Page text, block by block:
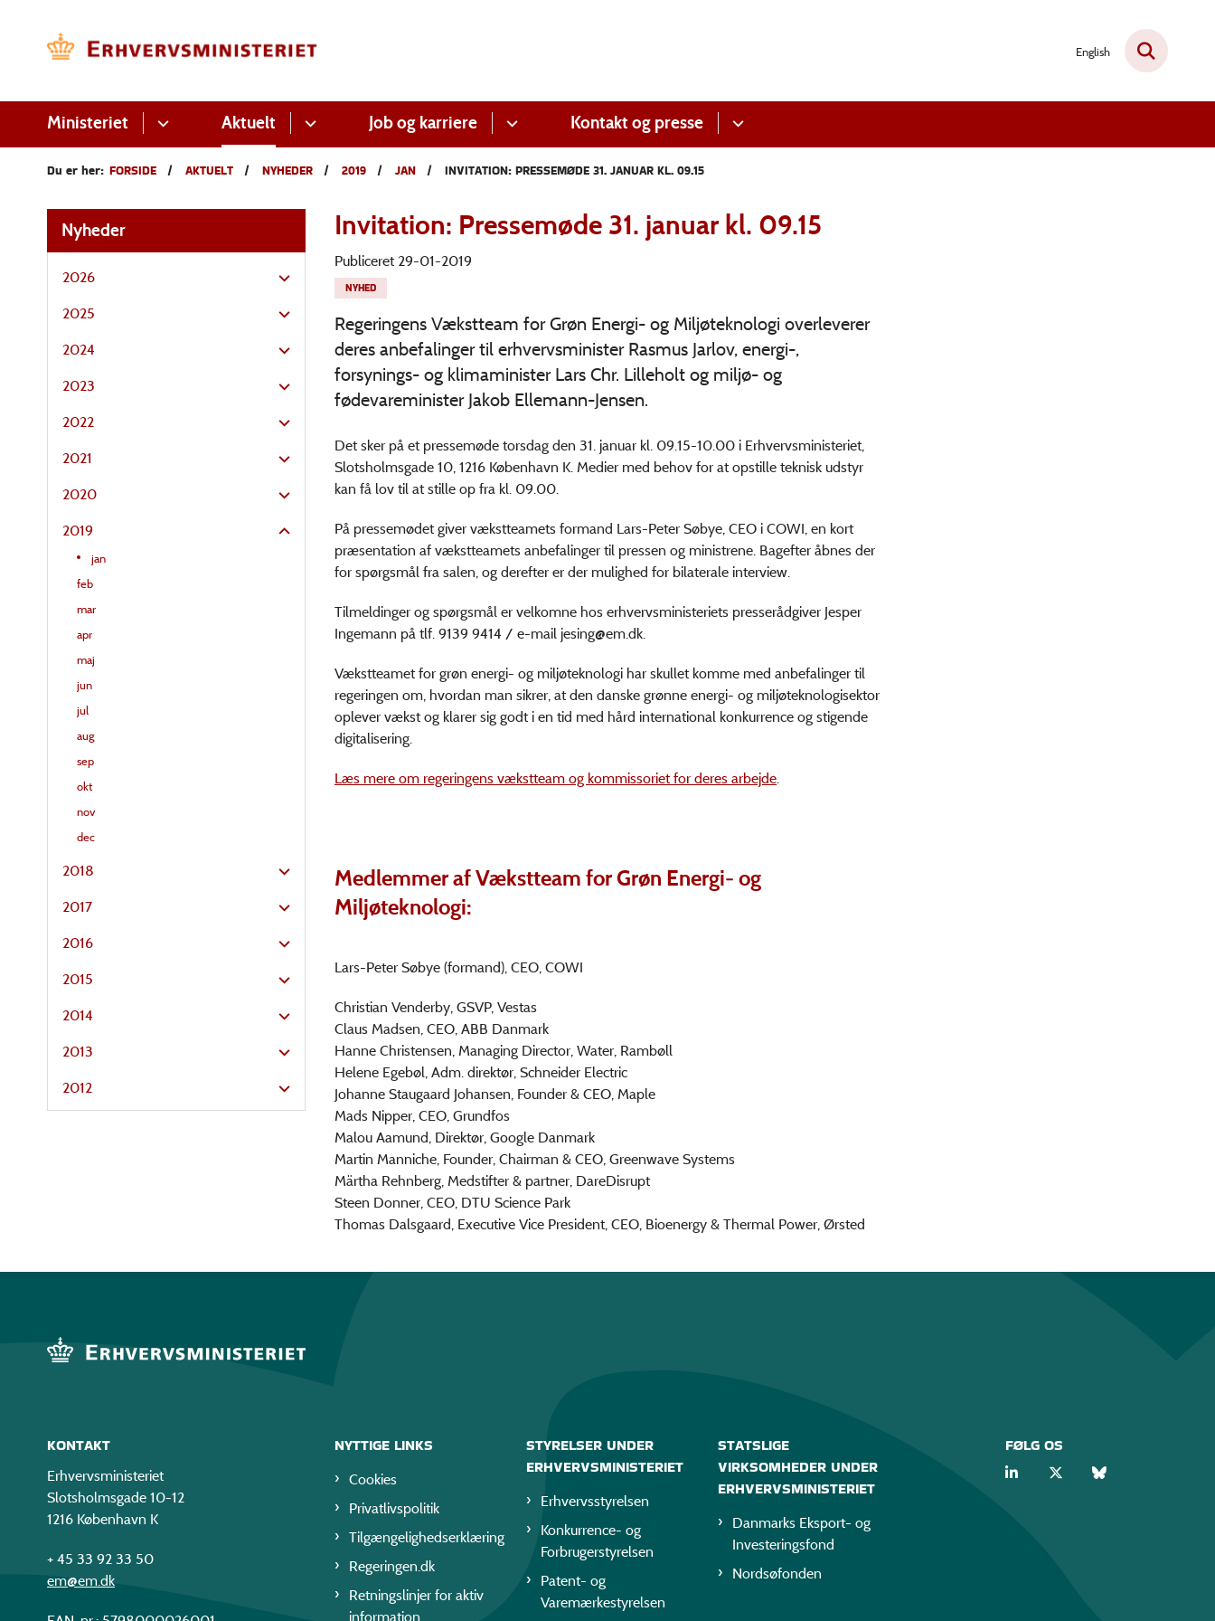
English
Ministeriet Aktuelt Job og karriere Kontakt og presse
Du er her: FORSIDE AKTUELT NYHEDER 2019 JAN INVITATION: PRESSEMØDE 31. JANUAR KL. 09.15
Nyheder
2026
2025
2024
2023
2022
2021
2020
2019
jan
feb
mar
apr
maj
jun
jul
aug
sep
okt
nov
dec
2018
2017
2016
2015
2014
2013
2012
Invitation: Pressemøde 31. januar kl. 09.15
Publiceret 29-01-2019
NYHED
Regeringens Vækstteam for Grøn Energi- og Miljøteknologi overleverer
deres anbefalinger til erhvervsminister Rasmus Jarlov, energi-,
forsynings- og klimaminister Lars Chr. Lilleholt og miljø- og
fødevareminister Jakob Ellemann-Jensen.
Det sker på et pressemøde torsdag den 31. januar kl. 09.15-10.00 i Erhvervsministeriet,
Slotsholmsgade 10, 1216 København K. Medier med behov for at opstille teknisk udstyr
kan få lov til at stille op fra kl. 09.00.
På pressemødet giver vækstteamets formand Lars-Peter Søbye, CEO i COWI, en kort
præsentation af vækstteamets anbefalinger til pressen og ministrene. Bagefter åbnes der
for spørgsmål fra salen, og derefter er der mulighed for bilaterale interview.
Tilmeldinger og spørgsmål er velkomne hos erhvervsministeriets presserådgiver Jesper
Ingemann på tlf. 9139 9414 / e-mail jesing@em.dk.
Vækstteamet for grøn energi- og miljøteknologi har skullet komme med anbefalinger til
regeringen om, hvordan man sikrer, at den danske grønne energi- og miljøteknologisektor
oplever vækst og klarer sig godt i en tid med hård international konkurrence og stigende
digitalisering.
Læs mere om regeringens vækstteam og kommissoriet for deres arbejde.
Medlemmer af Vækstteam for Grøn Energi- og
Miljøteknologi:
Lars-Peter Søbye (formand), CEO, COWI
Christian Venderby, GSVP, Vestas
Claus Madsen, CEO, ABB Danmark
Hanne Christensen, Managing Director, Water, Rambøll
Helene Egebøl, Adm. direktør, Schneider Electric
Johanne Staugaard Johansen, Founder & CEO, Maple
Mads Nipper, CEO, Grundfos
Malou Aamund, Direktør, Google Danmark
Martin Manniche, Founder, Chairman & CEO, Greenwave Systems
Märtha Rehnberg, Medstifter & partner, DareDisrupt
Steen Donner, CEO, DTU Science Park
Thomas Dalsgaard, Executive Vice President, CEO, Bioenergy & Thermal Power, Ørsted
KONTAKT
Erhvervsministeriet
Slotsholmsgade 10-12
1216 København K
+ 45 33 92 33 50
em@em.dk
NYTTIGE LINKS
Cookies
Privatlivspolitik
Tilgængelighedserklæring
Regeringen.dk
Retningslinjer for aktiv
information
STYRELSER UNDER
ERHVERVSMINISTERIET
Erhvervsstyrelsen
Konkurrence- og
Forbrugerstyrelsen
Patent- og
Varemærkestyrelsen
STATSLIGE
VIRKSOMHEDER UNDER
ERHVERVSMINISTERIET
Danmarks Eksport- og
Investeringsfond
Nordsøfonden
FØLG OS